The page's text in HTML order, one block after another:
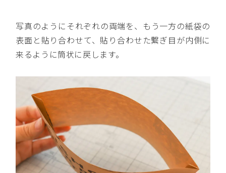
写真のようにそれぞれの両端を、もう一方の紙袋の
表面と貼り合わせて、貼り合わせた繋ぎ目が内側に
来るように筒状に戻します。